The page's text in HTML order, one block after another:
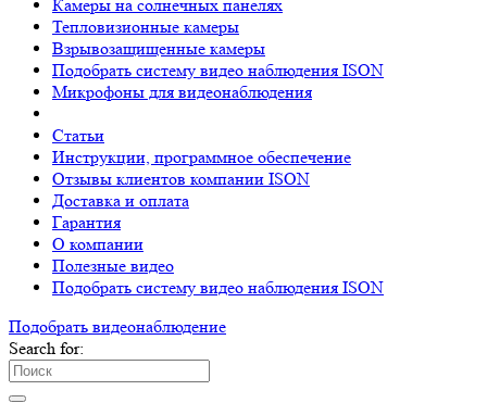
Камеры на солнечных панелях
Тепловизионные камеры
Взрывозащищенные камеры
Подобрать систему видео наблюдения ISON
Микрофоны для видеонаблюдения
Статьи
Инструкции, программное обеспечение
Отзывы клиентов компании ISON
Доставка и оплата
Гарантия
О компании
Полезные видео
Подобрать систему видео наблюдения ISON
Подобрать видеонаблюдениe
Search for: